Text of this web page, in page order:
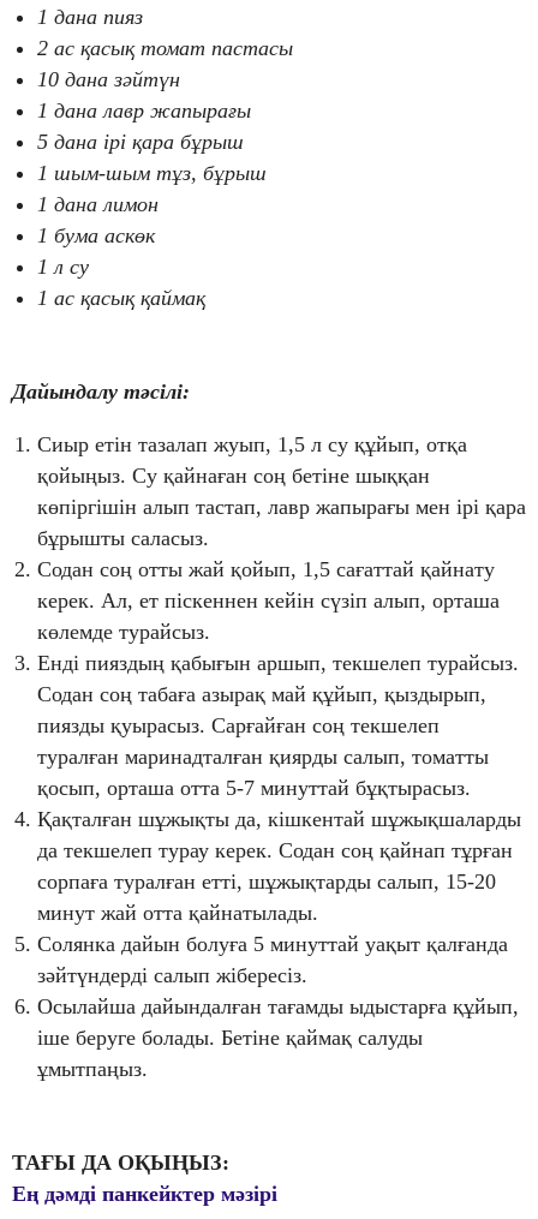
1 дана пияз
2 ас қасық томат пастасы
10 дана зәйтүн
1 дана лавр жапырағы
5 дана ірі қара бұрыш
1 шым-шым тұз, бұрыш
1 дана лимон
1 бума аскөк
1 л су
1 ас қасық қаймақ
Дайындалу тәсілі:
Сиыр етін тазалап жуып, 1,5 л су құйып, отқа
қойыңыз. Су қайнаған соң бетіне шыққан
көпіргішін алып тастап, лавр жапырағы мен ірі қара
бұрышты саласыз.
Содан соң отты жай қойып, 1,5 сағаттай қайнату
керек. Ал, ет піскеннен кейін сүзіп алып, орташа
көлемде турайсыз.
Енді пияздың қабығын аршып, текшелеп турайсыз.
Содан соң табаға азырақ май құйып, қыздырып,
пиязды қуырасыз. Сарғайған соң текшелеп
туралған маринадталған қиярды салып, томатты
қосып, орташа отта 5-7 минуттай бұқтырасыз.
Қақталған шұжықты да, кішкентай шұжықшаларды
да текшелеп турау керек. Содан соң қайнап тұрған
сорпаға туралған етті, шұжықтарды салып, 15-20
минут жай отта қайнатылады.
Солянка дайын болуға 5 минуттай уақыт қалғанда
зәйтүндерді салып жібересіз.
Осылайша дайындалған тағамды ыдыстарға құйып,
іше беруге болады. Бетіне қаймақ салуды
ұмытпаңыз.
ТАҒЫ ДА ОҚЫҢЫЗ:
Ең дәмді панкейктер мәзірі